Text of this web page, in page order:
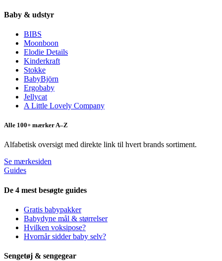
Baby & udstyr
BIBS
Moonboon
Elodie Details
Kinderkraft
Stokke
BabyBjörn
Ergobaby
Jellycat
A Little Lovely Company
Alle 100+ mærker A–Z
Alfabetisk oversigt med direkte link til hvert brands sortiment.
Se mærkesiden
Guides
De 4 mest besøgte guides
Gratis babypakker
Babydyne mål & størrelser
Hvilken voksipose?
Hvornår sidder baby selv?
Sengetøj & sengegear